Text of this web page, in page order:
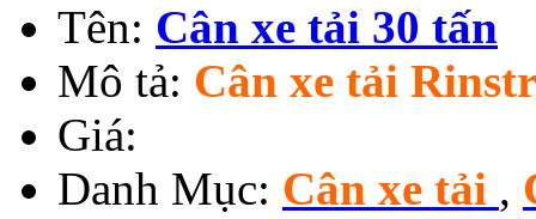
Tên: Cân xe tải 30 tấn
Mô tả: Cân xe tải
Giá:
Danh Mục: Cân xe tải ,